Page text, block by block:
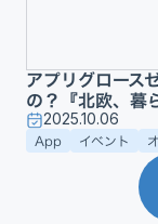
アプリグロース
の？『北欧、暮
2025.10.06
App イベント